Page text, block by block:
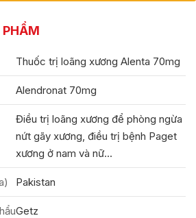
Thuốc trị loãng xương Alenta 70mg
Alendronat 70mg
Điều trị loãng xương để phòng ngừa
nứt gãy xương, điều trị bệnh Paget
xương ở nam và nữ...
Pakistan
Getz